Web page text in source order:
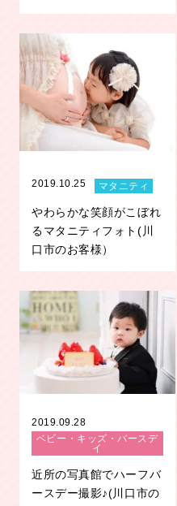
2019.10.25 マタニティ
やわらかな笑顔がこぼれ
るマタニティフォト(川
口市のお客様）
2019.09.28
ベビー・キッズ・バースデ
イ
近所の写真館でハーフバ
ースデー撮影♪(川口市の